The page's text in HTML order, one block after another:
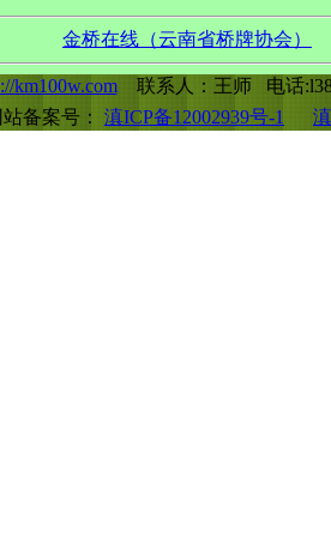
金桥在线（云南省桥牌协会）
km100w.com联系人：王师 电话
备案号： 滇ICP备12002939号-1